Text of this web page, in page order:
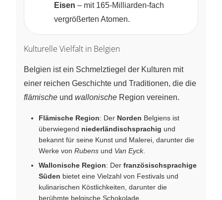
Eisen – mit 165‑Milliarden‑fach
vergrößerten Atomen.
Kulturelle Vielfalt in Belgien
Belgien ist ein Schmelztiegel der Kulturen mit
einer reichen Geschichte und Traditionen, die die
flämische und wallonische Region vereinen.
Flämische Region: Der Norden Belgiens ist
überwiegend niederländischsprachig und
bekannt für seine Kunst und Malerei, darunter die
Werke von Rubens und Van Eyck.
Wallonische Region: Der französischsprachige
Süden bietet eine Vielzahl von Festivals und
kulinarischen Köstlichkeiten, darunter die
berühmte belgische Schokolade.